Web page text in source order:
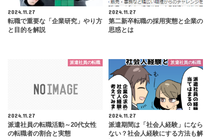
2024.11.27
転職で重要な「企業研究」やり方
と目的を解説
2024.11.27
第二新卒転職の採用実態と企業の
思惑とは
派遣社員の転職
2024.11.27
派遣社員の転職活動～20代女性
の転職者の割合と実態
派遣社員の転職
2024.11.27
派遣期間は「社会人経験」になら
ない？社会人経験にする方法も解